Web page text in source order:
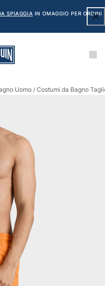
SPIAGGIA IN OMAGGIO PER ORDINI
Uomo / Costumi da Bagno